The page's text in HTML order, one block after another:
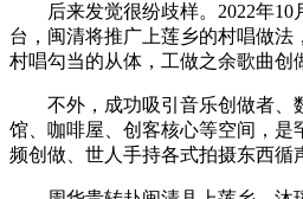
后来发觉很纷歧样。2022年10月
台，闽清将推广上莲乡的村唱做法
村唱勾当的从体，工做之余歌曲创
不外，成功吸引音乐创做者、数
馆、咖啡屋、创客核心等空间，是
频创做、世人手持各式拍摄东西循